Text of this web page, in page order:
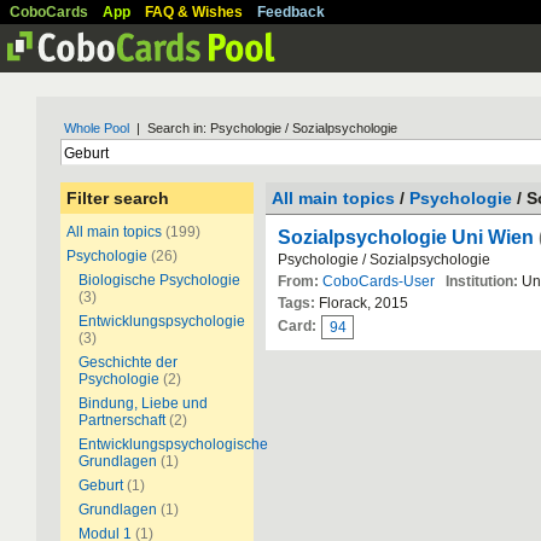
CoboCards App FAQ & Wishes Feedback
Whole Pool | Search in: Psychologie / Sozialpsychologie
Filter search
All main topics (199)
Psychologie (26)
Biologische Psychologie
(3)
Entwicklungspsychologie
(3)
Geschichte der
Psychologie (2)
Bindung, Liebe und
Partnerschaft (2)
Entwicklungspsychologische
Grundlagen (1)
Geburt (1)
Grundlagen (1)
Modul 1 (1)
All main topics / Psychologie /
Sozialpsychologie Uni Wien
Psychologie / Sozialpsychologie
From: CoboCards-User Institution:
Tags: Florack, 2015
Card:
94